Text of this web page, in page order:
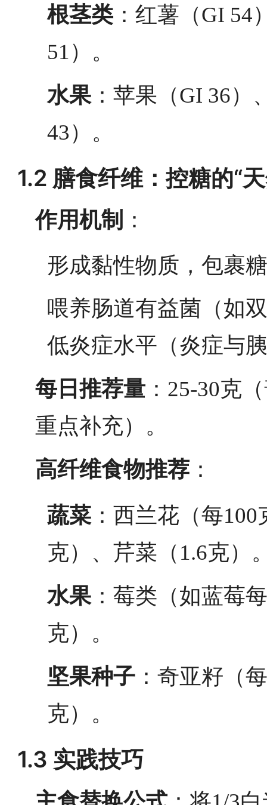
根茎类 ：红薯（GI
51）。
水果：苹果（GI 36）
43）。
1.2 膳食纤维：控糖的“
作用机制 ：
形成黏性物质，包裹
喂养肠道有益菌（如
低炎症水平（炎症与
每日推荐量 ：25-30克
重点补充）。
高纤维食物推荐 ：
蔬菜 ：西兰花（每
克）、芹菜（1.6克）
水果：莓类（如蓝莓
克）。
坚果种子 ：奇亚籽（
克）。
1.3 实践技巧